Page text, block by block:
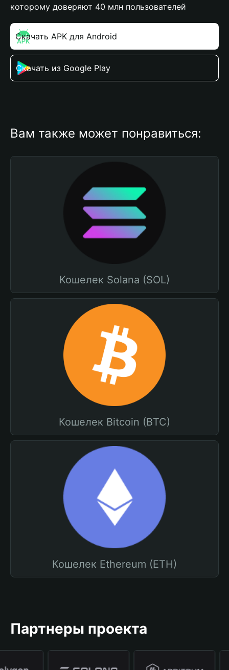
которому доверяют 40 млн пользователей
Скачать APK для Android
Скачать из Google Play
Вам также может понравиться:
Кошелек Solana (SOL)
Кошелек Bitcoin (BTC)
Кошелек Ethereum (ETH)
Партнеры проекта